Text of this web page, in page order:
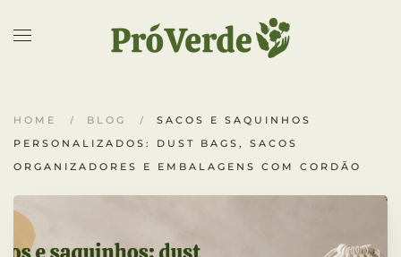
Skip to main content
HOME BLOG
SACOS E SAQUINHOS
PERSONALIZADOS: DUST BAGS, SACOS
ORGANIZADORES E EMBALAGENS COM CORDÃO